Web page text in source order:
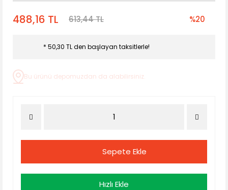
488,16 TL 613,44 TL %20
* 50,30 TL den başlayan taksitlerle!
Bu ürünü depomuzdan da alabilirsiniz.
Sepete Ekle
Hızlı Ekle